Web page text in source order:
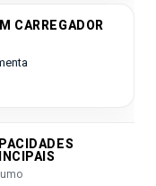
CARREGADOR